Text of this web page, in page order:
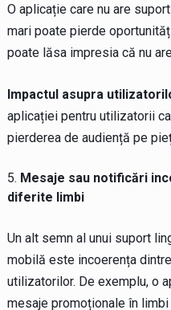
O aplicație care nu are
mari poate pierde
poate lăsa impresia că nu
Impactul asupra
aplicației pentru utilizatorii
pierderea de audiență pe
Mesaje sau notificări
diferite limbi
Un alt semn al unui suport
mobilă este incoerența
utilizatorilor. De exemplu, o
mesaje promoționale în